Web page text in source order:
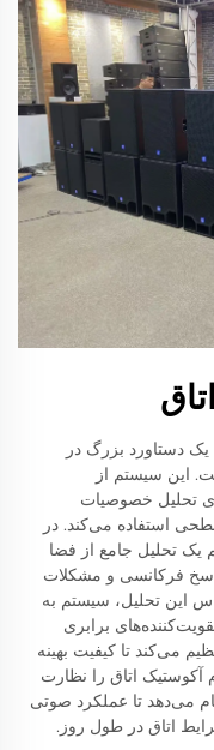
یک دستاورد بزرگ در
این سیستم از
تحلیل خصوصیات
استفاده می‌کند. در
یک تحلیل جامع از فضا
فرکانسی و مشکلات
این تحلیل، سیستم به
برابری
می‌کند تا کیفیت بهینه
اتاق را نظارت
می‌دهد تا عملکرد صوتی
اتاق در طول روز.